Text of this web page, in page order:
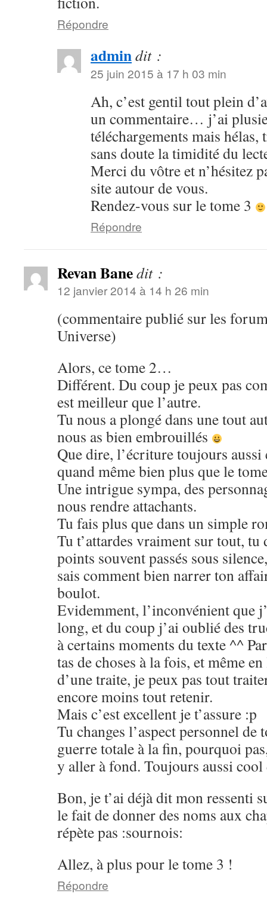
Répondre
admindit :
25 juin 2015 à 17 h 03 min
Ah, c’est gentil tout plein
un commentaire… j’ai
téléchargements mais
sans doute la timidité du
Merci du vôtre et n’hésitez
site autour de vous.
Rendez-vous sur le tome 3
Répondre
Revan Banedit :
12 janvier 2014 à 14 h 26 min
(commentaire publié sur les
Universe)
Alors, ce tome 2…
Différent. Du coup je peux pas
est meilleur que l’autre.
Tu nous a plongé dans une tout
nous as bien embrouillés
Que dire, l’écriture toujours aussi
quand même bien plus que le
Une intrigue sympa, des
nous rendre attachants.
Tu fais plus que dans un simple
Tu t’attardes vraiment sur tout, tu
points souvent passés sous
sais comment bien narrer ton
boulot.
Evidemment, l’inconvénient que
long, et du coup j’ai oublié des
à certains moments du texte ^^
tas de choses à la fois, et même
d’une traite, je peux pas tout
encore moins tout retenir.
Mais c’est excellent je t’assure :p
Tu changes l’aspect personnel de
guerre totale à la fin, pourquoi
y aller à fond. Toujours aussi
Bon, je t’ai déjà dit mon ressenti
le fait de donner des noms aux
répète pas :sournois:
Allez, à plus pour le tome 3 !
Répondre